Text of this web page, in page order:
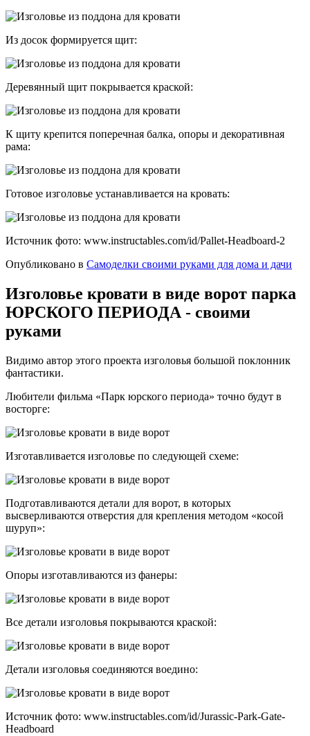
Из досок формируется щит:
Деревянный щит покрывается краской:
К щиту крепится поперечная балка, опоры и декоративная
рама:
Готовое изголовье устанавливается на кровать:
Источник фото: www.instructables.com/id/Pallet-Headboard-2
Опубликовано в Самоделки своими руками для дома и дачи
Изголовье кровати в виде ворот парка
ЮРСКОГО ПЕРИОДА - своими
руками
Видимо автор этого проекта изголовья большой поклонник
фантастики.
Любители фильма «Парк юрского периода» точно будут в
восторге:
Изготавливается изголовье по следующей схеме:
Подготавливаются детали для ворот, в которых
высверливаются отверстия для крепления методом «косой
шуруп»:
Опоры изготавливаются из фанеры:
Все детали изголовья покрываются краской:
Детали изголовья соединяются воедино:
Источник фото: www.instructables.com/id/Jurassic-Park-Gate-
Headboard